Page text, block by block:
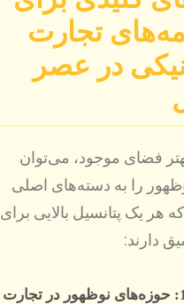
تجارت
در عصر
فضای موجود، می‌توان
را به دسته‌های اصلی
هر یک پتانسیل بالایی برای
دارند:
جدول 1: حوزه‌های نوظهور در تجارت